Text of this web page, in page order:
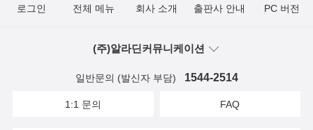
로그인 전체 메뉴 회사 소개 출판사 안내 PC 버전
(주)알라딘커뮤니케이션
일반문의 (발신자 부담) 1544-2514
1:1 문의 FAQ